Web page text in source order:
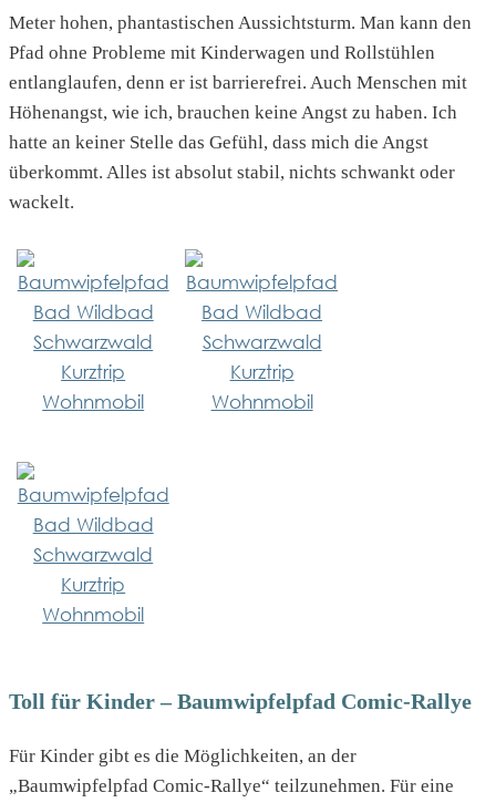
Meter hohen, phantastischen Aussichtsturm. Man kann den
Pfad ohne Probleme mit Kinderwagen und Rollstühlen
entlanglaufen, denn er ist barrierefrei. Auch Menschen mit
Höhenangst, wie ich, brauchen keine Angst zu haben. Ich
hatte an keiner Stelle das Gefühl, dass mich die Angst
überkommt. Alles ist absolut stabil, nichts schwankt oder
wackelt.
Toll für Kinder – Baumwipfelpfad Comic-Rallye
Für Kinder gibt es die Möglichkeiten, an der
„Baumwipfelpfad Comic-Rallye“ teilzunehmen. Für eine